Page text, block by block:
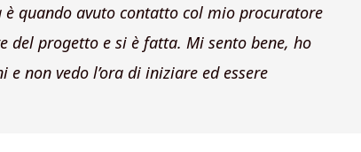
è quando avuto contatto col mio procuratore
del progetto e si è fatta. Mi sento bene, ho
non vedo l’ora di iniziare ed essere